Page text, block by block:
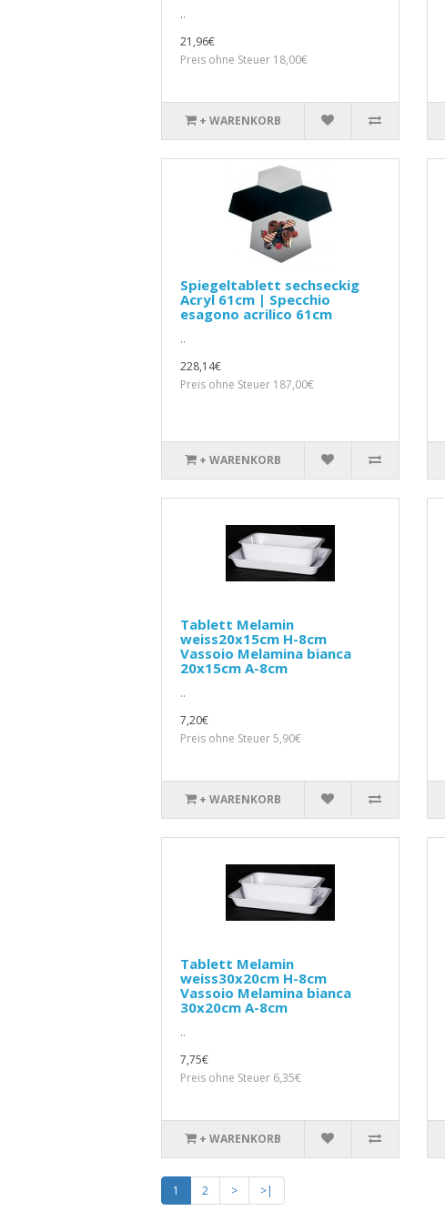
..
21,96€
Preis ohne Steuer 18,00€
+ WARENKORB
Spiegeltablett sechseckig
Acryl 61cm | Specchio
esagono acrilico 61cm
..
228,14€
Preis ohne Steuer 187,00€
+ WARENKORB
Tablett Melamin
weiss20x15cm H-8cm
Vassoio Melamina bianca
20x15cm A-8cm
..
7,20€
Preis ohne Steuer 5,90€
+ WARENKORB
Tablett Melamin
weiss30x20cm H-8cm
Vassoio Melamina bianca
30x20cm A-8cm
..
7,75€
Preis ohne Steuer 6,35€
+ WARENKORB
1 2 > >|